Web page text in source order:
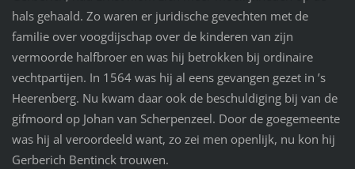
hals gehaald. Zo waren er juridische gevechten met de
familie over voogdijschap over de kinderen van zijn
vermoorde halfbroer en was hij betrokken bij ordinaire
vechtpartijen. In 1564 was hij al eens gevangen gezet in ’s
Heerenberg. Nu kwam daar ook de beschuldiging bij van de
gifmoord op Johan van Scherpenzeel. Door de goegemeente
was hij al veroordeeld want, zo zei men openlijk, nu kon hij
Gerberich Bentinck trouwen.